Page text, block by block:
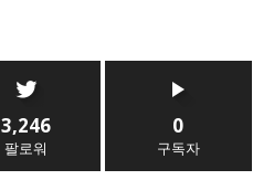
3,246
팔로워
0
구독자